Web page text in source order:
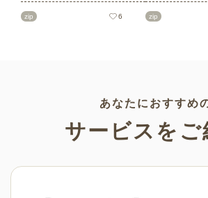
の印刷用テンプレート、飾り
zip 6
リーの可愛く
なシーンでご
zip
あなたにおすすめ
サービスをご